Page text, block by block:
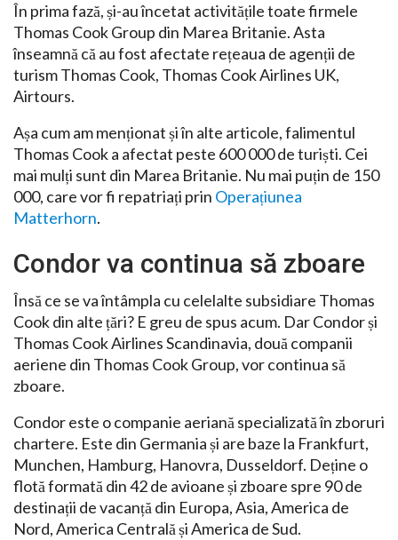
În prima fază, și-au încetat activitățile toate firmele
Thomas Cook Group din Marea Britanie. Asta
înseamnă că au fost afectate rețeaua de agenții de
turism Thomas Cook, Thomas Cook Airlines UK,
Airtours.
Așa cum am menționat și în alte articole, falimentul
Thomas Cook a afectat peste 600 000 de turiști. Cei
mai mulți sunt din Marea Britanie. Nu mai puțin de 150
000, care vor fi repatriați prin Operațiunea
Matterhorn.
Condor va continua să zboare
Însă ce se va întâmpla cu celelalte subsidiare Thomas
Cook din alte țări? E greu de spus acum. Dar Condor și
Thomas Cook Airlines Scandinavia, două companii
aeriene din Thomas Cook Group, vor continua să
zboare.
Condor este o companie aeriană specializată în zboruri
chartere. Este din Germania și are baze la Frankfurt,
Munchen, Hamburg, Hanovra, Dusseldorf. Deține o
flotă formată din 42 de avioane și zboare spre 90 de
destinații de vacanță din Europa, Asia, America de
Nord, America Centrală și America de Sud.